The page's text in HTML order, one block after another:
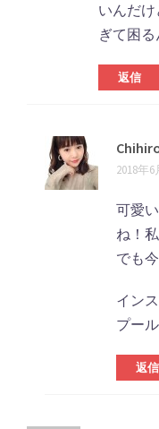
いんだ
ぎて困
返信
2018年6
可愛
ね！
でも
イン
プー
返信